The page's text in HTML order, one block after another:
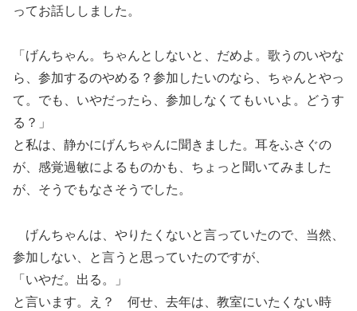
ってお話ししました。
「げんちゃん。ちゃんとしないと、だめよ。歌うのいやな
ら、参加するのやめる？参加したいのなら、ちゃんとやっ
て。でも、いやだったら、参加しなくてもいいよ。どうす
る？」
と私は、静かにげんちゃんに聞きました。耳をふさぐの
が、感覚過敏によるものかも、ちょっと聞いてみました
が、そうでもなさそうでした。
げんちゃんは、やりたくないと言っていたので、当然、
参加しない、と言うと思っていたのですが、
「いやだ。出る。」
と言います。え？ 何せ、去年は、教室にいたくない時